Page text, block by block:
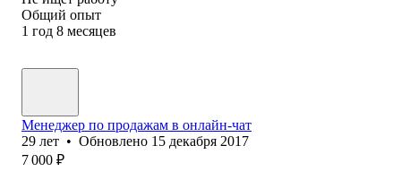
Общий опыт
1 год 8 месяцев
Менеджер по продажам в онлайн-чат
29 лет • Обновлено 15 декабря 2017
7 000 ₽